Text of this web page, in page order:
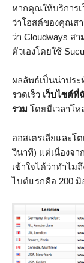
หากคุณให้บริการ
ว่าโฮสต์ของคุณส
ว่า Cloudways ส
ตัวเองโดยใช้
ผลลัพธ์เป็นน่าประ
รวดเร็ว เว็บไซต์ที่
รวม โดยมีเวลาโ
ออสเตรเลียและโ
วินาที) แต่เนื่องจา
เข้าใจได้ว่าทำไม
ไบต์แรกคือ 200 มิ